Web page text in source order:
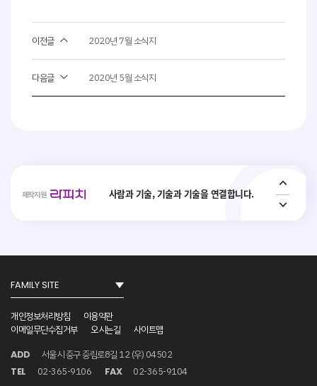
이전글 2020년 7월 소식지
다음글 2020년 5월 소식지
제작지원
사회취약 계층의 복지 안전망 플랫폼 _
Interactive ConvAI
Conversational AI Technology
NO.1
사회취약 계층의 복지 안전망 플랫폼 _
사람과 기술, 기술과 기술을 연결합니다.
개인정보처리방침
이용약관
이메일무단수집거부
오시는길 사이트맵
ADD 서울시 중구 중림로8길 12 (우) 04502
TEL 02-365-9106 FAX 02-365-9104